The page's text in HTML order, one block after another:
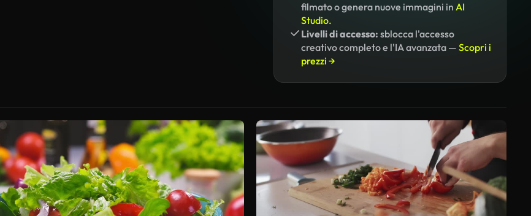
filmato o genera nuove immagini in AI
Studio.
Livelli di accesso: sblocca l'accesso
creativo completo e l'IA avanzata — Scopri i
prezzi →